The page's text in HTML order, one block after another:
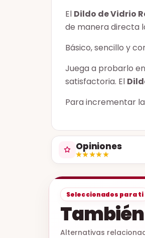
El Dildo de Vidrio
de manera directa
Básico, sencillo y
Juega a probarlo
satisfactoria. El
Para incrementar
Opiniones
★★★★★
★★★★★
Seleccionados para ti
Alternativas